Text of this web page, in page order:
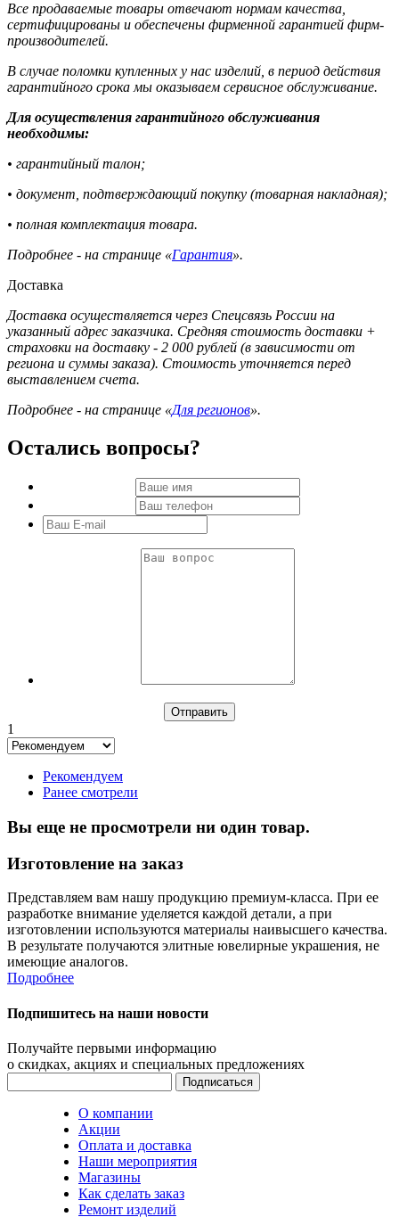
Все продаваемые товары отвечают нормам качества,
сертифицированы и обеспечены фирменной гарантией фирм-
производителей.
В случае поломки купленных у нас изделий, в период действия
гарантийного срока мы оказываем сервисное обслуживание.
Для осуществления гарантийного обслуживания
необходимы:
• гарантийный талон;
• документ, подтверждающий покупку (товарная накладная);
• полная комплектация товара.
Подробнее - на странице «Гарантия».
Доставка
Доставка осуществляется через Спецсвязь России на
указанный адрес заказчика. Средняя стоимость доставки +
страховки на доставку - 2 000 рублей (в зависимости от
региона и суммы заказа). Стоимость уточняется перед
выставлением счета.
Подробнее - на странице «Для регионов».
Остались вопросы?
1
Рекомендуем
Ранее смотрели
Вы еще не просмотрели ни один товар.
Изготовление на заказ
Представляем вам нашу продукцию премиум-класса. При ее
разработке внимание уделяется каждой детали, а при
изготовлении используются материалы наивысшего качества.
В результате получаются элитные ювелирные украшения, не
имеющие аналогов.
Подробнее
Подпишитесь на наши новости
Получайте первыми информацию
о скидках, акциях и специальных предложениях
О компании
Акции
Оплата и доставка
Наши мероприятия
Магазины
Как сделать заказ
Ремонт изделий